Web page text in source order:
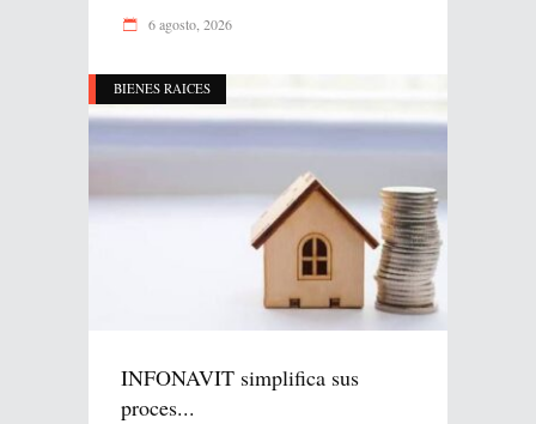
6 agosto, 2026
BIENES RAICES
INFONAVIT simplifica sus
proces...